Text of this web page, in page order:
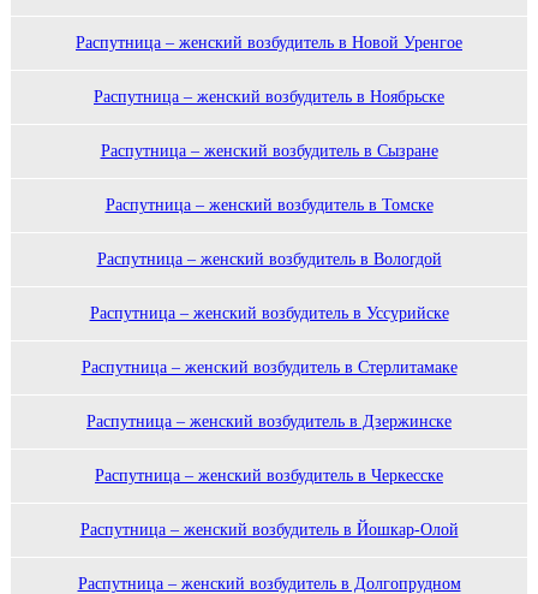
Распутница – женский возбудитель в Новой Уренгое
Распутница – женский возбудитель в Ноябрьске
Распутница – женский возбудитель в Сызране
Распутница – женский возбудитель в Томске
Распутница – женский возбудитель в Вологдой
Распутница – женский возбудитель в Уссурийске
Распутница – женский возбудитель в Стерлитамаке
Распутница – женский возбудитель в Дзержинске
Распутница – женский возбудитель в Черкесске
Распутница – женский возбудитель в Йошкар-Олой
Распутница – женский возбудитель в Долгопрудном